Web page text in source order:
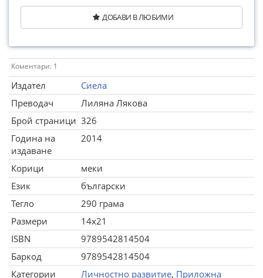
ДОБАВИ В ЛЮБИМИ
Коментари: 1
Издател
Сиела
Преводач
Лиляна Лякова
Брой страници 326
Година на
издаване
2014
Корици
меки
Език
български
Тегло
290 грама
Размери
14x21
ISBN
9789542814504
Баркод
9789542814504
Категории
Личностно развитие, Приложна